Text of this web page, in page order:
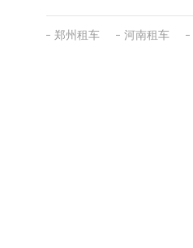
郑州租车 河南租车